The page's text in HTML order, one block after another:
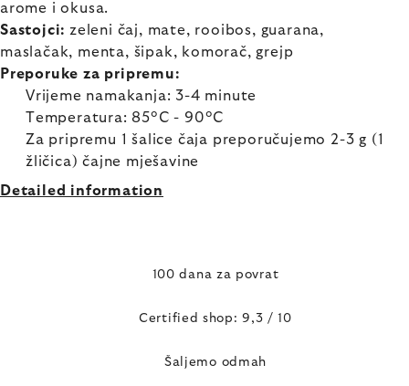
arome i okusa.
Sastojci: zeleni čaj, mate, rooibos, guarana,
maslačak, menta, šipak, komorač, grejp
Preporuke za pripremu:
Vrijeme namakanja: 3-4 minute
Temperatura: 85°C - 90°C
Za pripremu 1 šalice čaja preporučujemo 2-3 g (1
žličica) čajne mješavine
Detailed information
100 dana za povrat
Certified shop: 9,3 / 10
Šaljemo odmah